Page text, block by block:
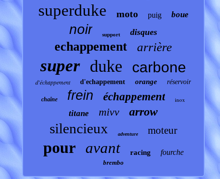
superduke moto puig boue
noir support disques
echappement arrière
super duke carbone
d'échappement d'echappement orange réservoir
chaîne frein échappement inox
titane mivv arrow
silencieux adventure moteur
pour avant racing fourche
brembo